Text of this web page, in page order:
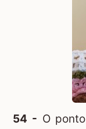
54 - O